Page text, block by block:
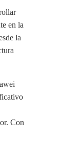
en la
la
Con